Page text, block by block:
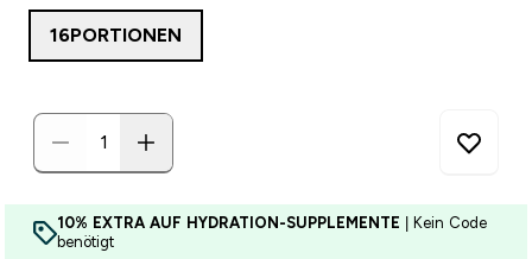
16PORTIONEN
10% EXTRA AUF HYDRATION-SUPPLEMENTE | Kein Code
benötigt